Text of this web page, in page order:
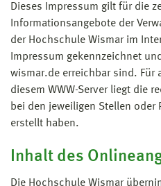
Dieses Impressum gilt für die
Informationsangebote der
der Hochschule Wismar im
Impressum gekennzeichnet
wismar.de erreichbar sind. Für
diesem WWW-Server liegt die
bei den jeweiligen Stellen oder
erstellt haben.
Inhalt des
Die Hochschule Wismar